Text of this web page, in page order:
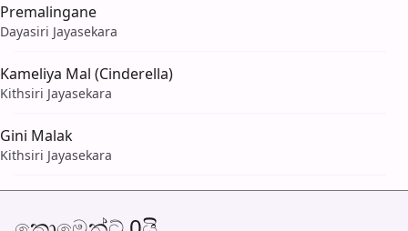
Premalingane
Dayasiri Jayasekara
Kameliya Mal (Cinderella)
Kithsiri Jayasekara
Gini Malak
Kithsiri Jayasekara